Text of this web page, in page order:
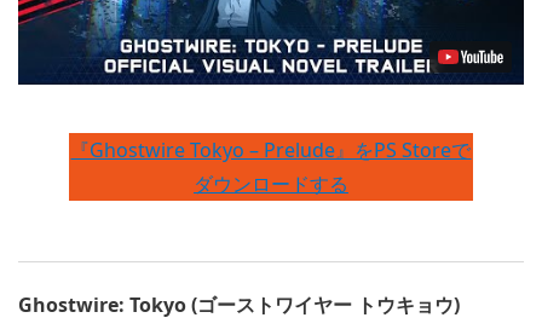
『Ghostwire Tokyo – Prelude』をPS Storeで
ダウンロードする
Ghostwire: Tokyo (ゴーストワイヤー トウキョウ)